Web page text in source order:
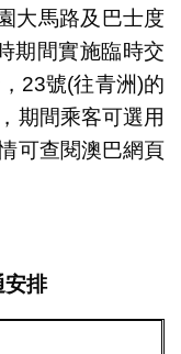
大馬路及巴士度
期間實施臨時交
23號(往青洲)的
期間乘客可選用
可查閱澳巴網頁
安排